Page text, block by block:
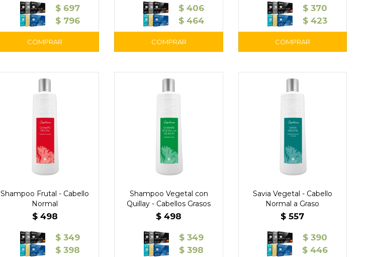
$ 697
$ 796
$ 406
$ 464
$ 370
$ 423
Shampoo Frutal - Cabello
Normal
$ 498
$ 349
$ 398
Shampoo Vegetal con
Quillay - Cabellos Grasos
$ 498
$ 349
$ 398
Savia Vegetal - Cabello
Normal a Graso
$ 557
$ 390
$ 446